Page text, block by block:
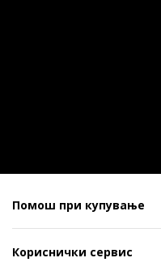
Помош при купување
Кориснички сервис